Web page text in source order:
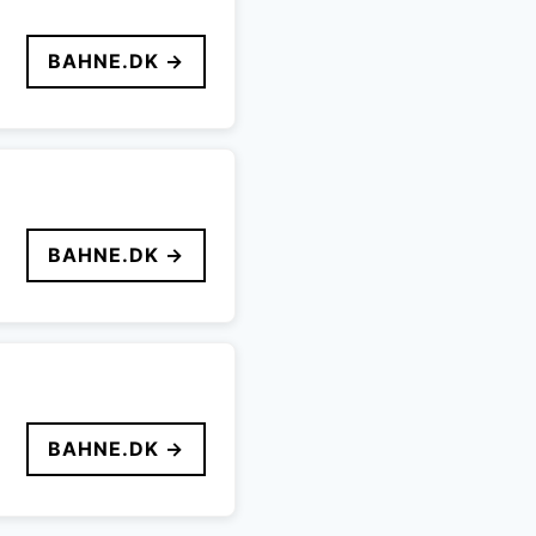
BAHNE.DK →
BAHNE.DK →
BAHNE.DK →